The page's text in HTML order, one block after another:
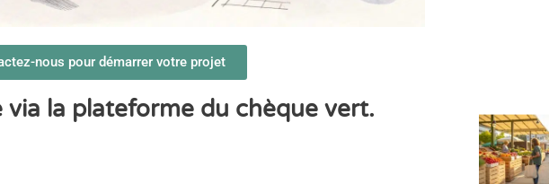
nous pour démarrer votre projet
via la plateforme du chèque vert.